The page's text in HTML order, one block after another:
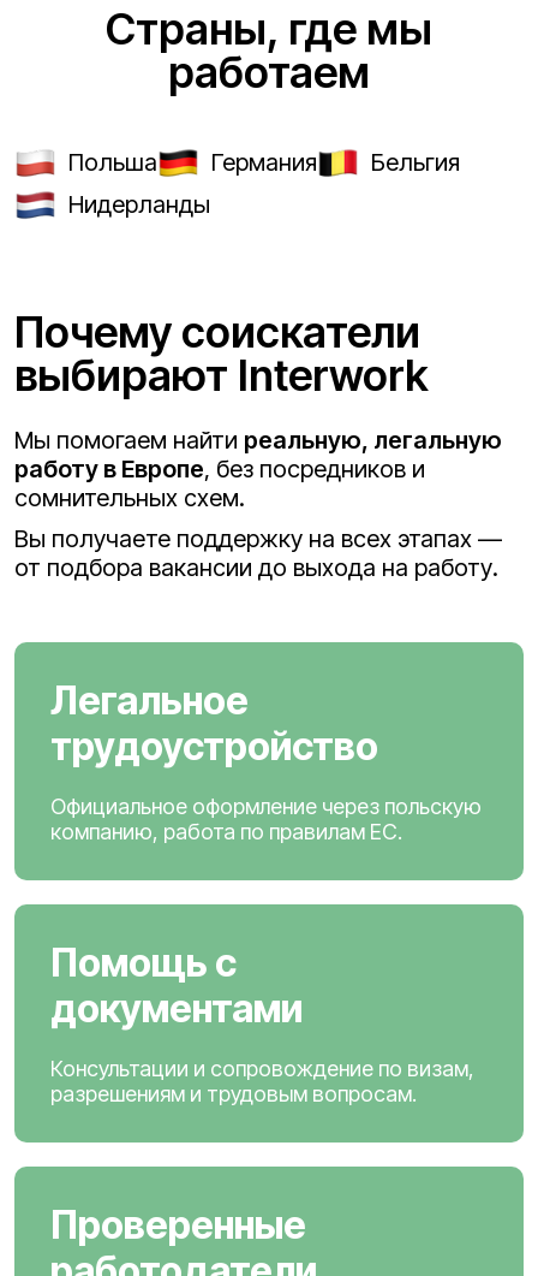
Страны, где мы
работаем
Польша Германия
Бельгия
Нидерланды
Почему соискатели
выбирают Interwork
Мы помогаем найти реальную, легальную
работу в Европе, без посредников и
сомнительных схем.
Вы получаете поддержку на всех этапах —
от подбора вакансии до выхода на работу.
Легальное
трудоустройство
Официальное оформление через польскую
компанию, работа по правилам ЕС.
Помощь с
документами
Консультации и сопровождение по визам,
разрешениям и трудовым вопросам.
Проверенные